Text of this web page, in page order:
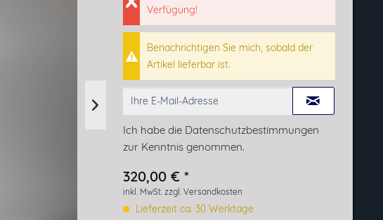
Verfügung!
Benachrichtigen Sie mich, sobald der
Artikel lieferbar ist.
Ich habe die Datenschutzbestimmungen
zur Kenntnis genommen.
320,00 € *
inkl. MwSt. zzgl. Versandkosten
Lieferzeit ca. 30 Werktage